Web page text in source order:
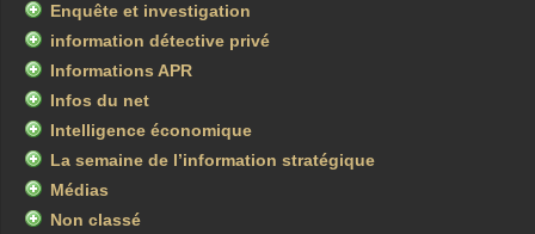
Enquête et investigation
information détective privé
Informations APR
Infos du net
Intelligence économique
La semaine de l’information stratégique
Médias
Non classé